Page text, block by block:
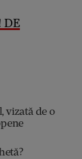
DE
vizată de o